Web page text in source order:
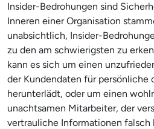
Insider-Bedrohungen sind
Inneren einer Organisation
unabsichtlich, Insider-
zu den am schwierigsten zu
kann es sich um einen
der Kundendaten für persönliche
herunterlädt, oder um einen
unachtsamen Mitarbeiter, der
vertrauliche Informationen falsch